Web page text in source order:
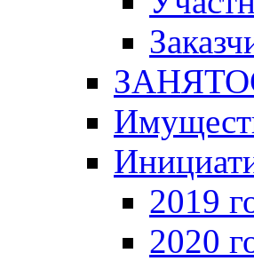
2019
2020